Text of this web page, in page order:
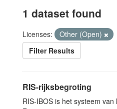
1 dataset found
Licenses: Other (Open)
Filter Results
RIS-rijksbegroting
RIS-IBOS is het systeem